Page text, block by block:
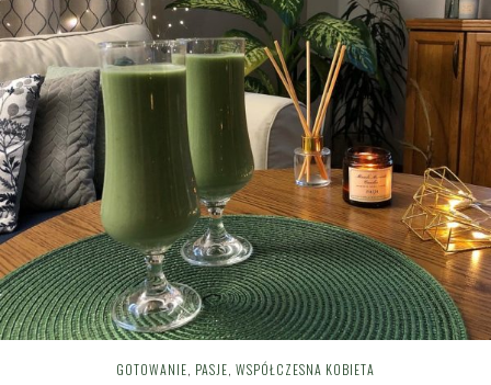
GOTOWANIE, PASJE, WSPÓŁCZESNA KOBIETA